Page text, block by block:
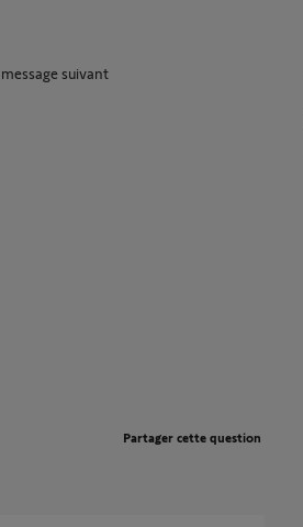
suivant
Partager cette question